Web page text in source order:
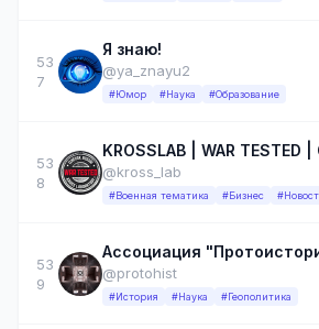
53
7
Я знаю!
@ya_znayu2
#Юмор #Наука #Образование
53
8
KROSSLAB | WAR TESTED
@kross_lab
#Военная тематика #Бизнес
53
9
Ассоциация
@protohist
#История #Наука #Геополитика